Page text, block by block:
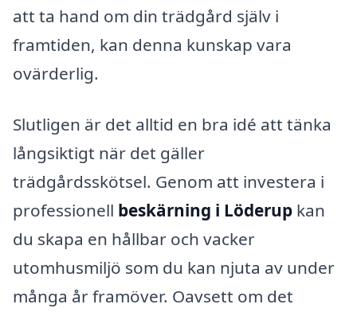
att ta hand om din trädgård själv i
framtiden, kan denna kunskap vara
ovärderlig.
Slutligen är det alltid en bra idé att tänka
långsiktigt när det gäller
trädgårdsskötsel. Genom att investera i
professionell beskärning i Löderup kan
du skapa en hållbar och vacker
utomhusmiljö som du kan njuta av under
många år framöver. Oavsett om det